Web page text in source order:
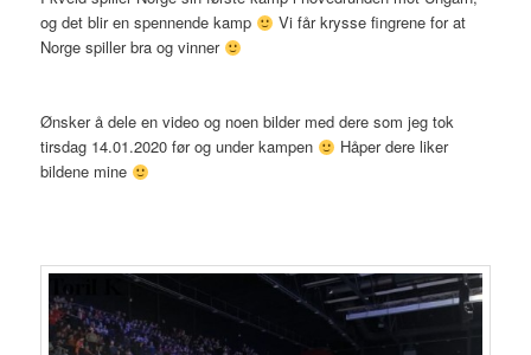
og det blir en spennende kamp
Vi får krysse fingrene for at
Norge spiller bra og vinner
Ønsker å dele en video og noen bilder med dere som jeg tok
tirsdag 14.01.2020 før og under kampen
Håper dere liker
bildene mine